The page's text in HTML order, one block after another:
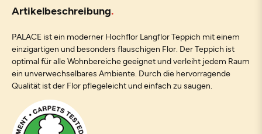
Artikelbeschreibung
PALACE ist ein moderner Hochflor Langflor Teppich mit einem
einzigartigen und besonders flauschigen Flor. Der Teppich ist
optimal für alle Wohnbereiche geeignet und verleiht jedem Raum
ein unverwechselbares Ambiente. Durch die hervorragende
Qualität ist der Flor pflegeleicht und einfach zu saugen.